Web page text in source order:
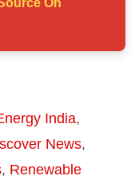
India,
News,
, Renewable